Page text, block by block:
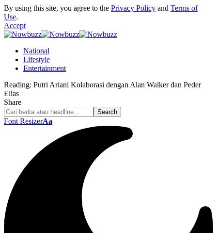
By using this site, you agree to the Privacy Policy and Terms of
Use.
Accept
National
Lifestyle
Entertainment
Reading: Putri Ariani Kolaborasi dengan Alan Walker dan Peder
Elias
Share
Font ResizerAa